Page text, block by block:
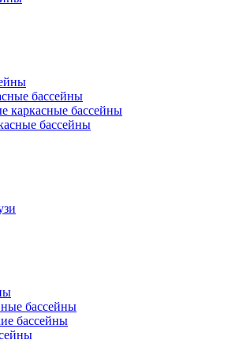
бассейны
каркасные бассейны
бассейны
бассейны
бассейны